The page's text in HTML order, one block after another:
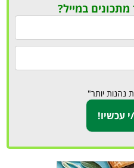
במייל?
נהנות יותר"